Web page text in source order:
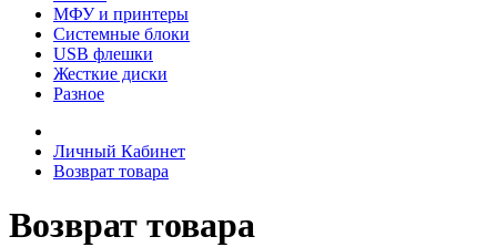
МФУ и принтеры
Системные блоки
USB флешки
Жесткие диски
Разное
Личный Кабинет
Возврат товара
Возврат товара